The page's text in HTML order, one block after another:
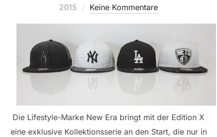
2015
Keine Kommentare
Die Lifestyle-Marke New Era bringt mit der Edition X
eine exklusive Kollektionsserie an den Start, die nur in